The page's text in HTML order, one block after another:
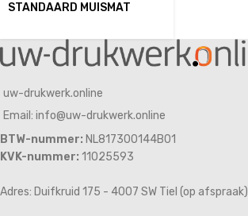
STANDAARD MUISMAT
uw-drukwerk.online
Email: info@uw-drukwerk.online
BTW-nummer: NL817300144B01
KVK-nummer: 11025593
Adres: Duifkruid 175 - 4007 SW Tiel (op afspraak)